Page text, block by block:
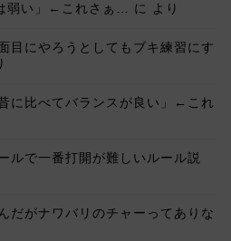
弱い」←これさぁ… に より
目にやろうとしてもブキ練習にす
に比べてバランスが良い」←これ
ルで一番打開が難しいルール説
だがナワバリのチャーってありな